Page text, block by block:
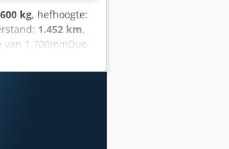
kg, hefhoogte:
1.452 km,
van 1.700mmDuo
laderbekijk de